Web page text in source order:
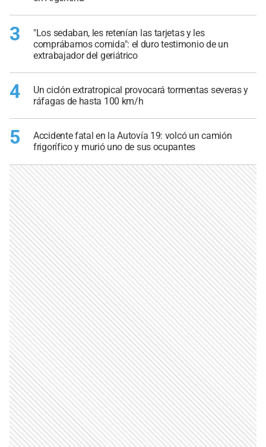
3
"Los sedaban, les retenían las tarjetas y les
comprábamos comida": el duro testimonio de un
extrabajador del geriátrico
4
Un ciclón extratropical provocará tormentas severas y
ráfagas de hasta 100 km/h
5
Accidente fatal en la Autovía 19: volcó un camión
frigorífico y murió uno de sus ocupantes